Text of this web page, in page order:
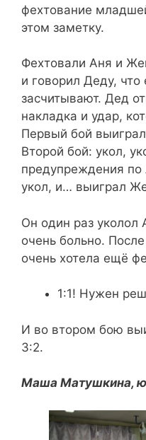
фехтование
этом заметку.
Фехтовали Аня и
и говорил Деду, что
засчитывают. Дед
накладка и удар,
Первый бой
Второй бой: укол,
предупреждения по
укол, и… выиграл
Он один раз
очень больно.
очень хотела ещё
1:1! Нужен
И во втором бою
3:2.
Маша Матушкина,